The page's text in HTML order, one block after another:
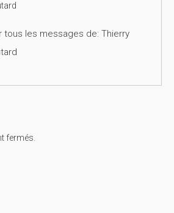
tous les messages de: Thierry
fermés.